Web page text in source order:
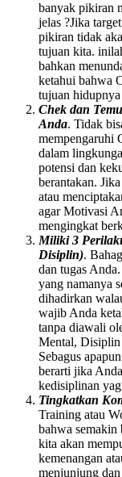
banyak pikiran
jelas ?Jika
pikiran tidak
tujuan kita.
bahkan
ketahui bahwa
tujuan
Chek dan
Anda. Tidak
mempengaruhi
dalam
potensi dan
berantakan.
atau
agar Motivasi
mengingkat
Miliki 3
Disiplin).
dan tugas
yang namanya
dihadirkan
wajib Anda
tanpa diawali
Mental, Disiplin
Sebagus
berarti jika
kedisiplinan
Tingkatkan
Training atau
bahwa semakin
kita akan
kemenangan
menjunjung